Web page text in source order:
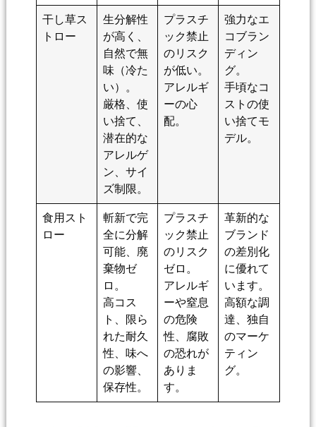
干し草ス
トロー
生分解性
が高く、
自然で無
味（冷た
い）。
厳格、使
い捨て、
潜在的な
アレルゲ
ン、サイ
ズ制限。
プラスチ
ック禁止
のリスク
が低い。
アレルギ
ーの心
配。
強力なエ
コブラン
ディン
グ。
手頃なコ
ストの使
い捨てモ
デル。
食用スト
ロー
斬新で完
全に分解
可能、廃
棄物ゼ
ロ。
高コス
ト、限ら
れた耐久
性、味へ
の影響、
保存性。
プラスチ
ック禁止
のリスク
ゼロ。
アレルギ
ーや窒息
の危険
性、腐敗
の恐れが
ありま
す。
革新的な
ブランド
の差別化
に優れて
います。
高額な調
達、独自
のマーケ
ティン
グ。